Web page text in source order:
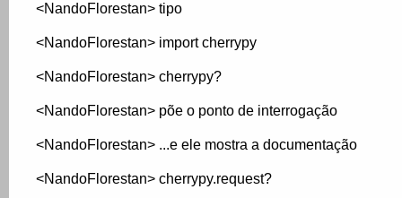
<NandoFlorestan> tipo
<NandoFlorestan> import cherrypy
<NandoFlorestan> cherrypy?
<NandoFlorestan> põe o ponto de interrogação
<NandoFlorestan> ...e ele mostra a documentação
<NandoFlorestan> cherrypy.request?